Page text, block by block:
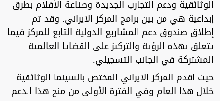
الوثائقية ودعم التجارب الجديدة وصناعة الأفلام بطرق
إبداعية هي من بين برامج المركز الايراني. وقد تم
إطلاق صندوق دعم المشاريع الدولية التابع للمركز فيما
يتعلق بهذه الرؤية والتركيز على القضايا العالمية
المشتركة في الجانب التسجيلي.
حيث اقدم المركز الايراني المختص بالسينما الوثائقية
خلال هذا العام وفي الفترة الأولى من منح هذا الدعم